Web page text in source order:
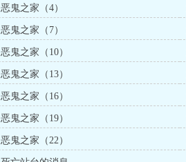
鬼之家（4）
鬼之家（7）
鬼之家（10）
鬼之家（13）
鬼之家（16）
鬼之家（19）
鬼之家（22）